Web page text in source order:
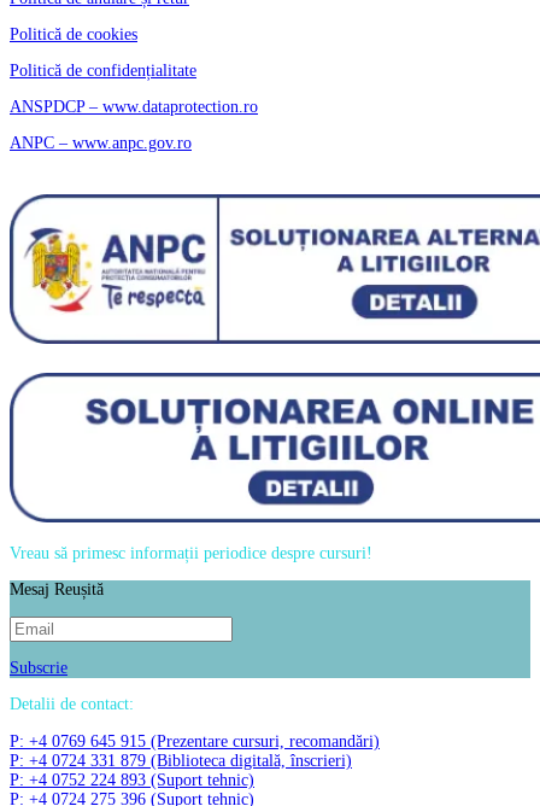
Politică de cookies
Politică de confidențialitate
ANSPDCP – www.dataprotection.ro
ANPC – www.anpc.gov.ro
Vreau să primesc informații periodice despre cursuri!
Mesaj Reușită
Subscrie
Detalii de contact:
P: +4 0769 645 915 (Prezentare cursuri, recomandări)
P: +4 0724 331 879 (Biblioteca digitală, înscrieri)
P: +4 0752 224 893 (Suport tehnic)
P: +4 0724 275 396 (Suport tehnic)